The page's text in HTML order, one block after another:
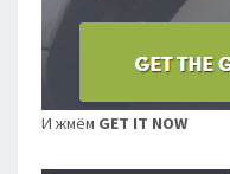
И жмём GET IT NOW